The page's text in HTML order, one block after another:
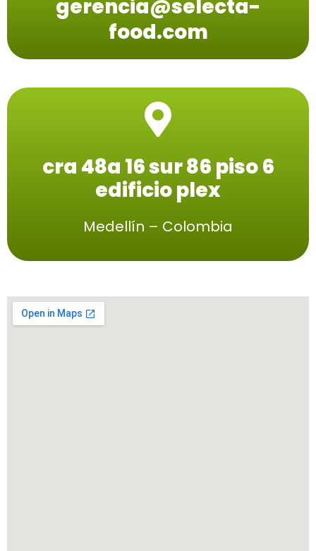
gerencia@selecta-
food.com
cra 48a 16 sur 86 piso 6
edificio plex
Medellín – Colombia